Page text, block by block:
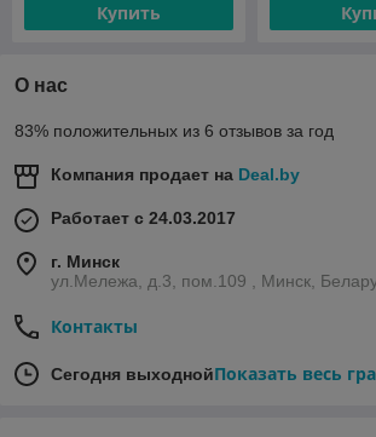
Купить
О нас
83% положительных из 6 отзывов за год
Компания продает на Deal.by
Работает с 24.03.2017
г. Минск
ул.Мележа, д.3, пом.109 , Минск,
Контакты
Сегодня выходнойПоказать весь